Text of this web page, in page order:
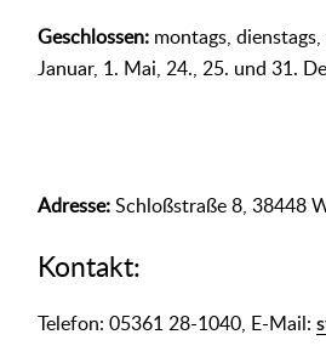
Geschlossen: montags,
Januar, 1. Mai, 24., 25. und 31.
Adresse:Schloßstraße 8, 38448
Kontakt:
Telefon: 05361 28-1040, E-Mail: